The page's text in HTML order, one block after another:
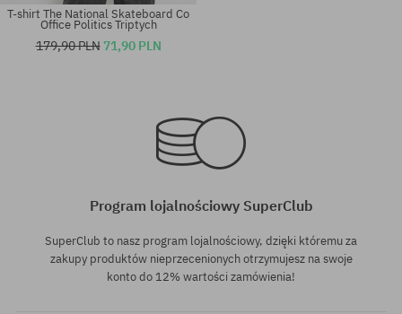
T-shirt The National Skateboard Co
Office Politics Triptych
179,90 PLN 71,90 PLN
Program lojalnościowy SuperClub
SuperClub to nasz program lojalnościowy, dzięki któremu za
zakupy produktów nieprzecenionych otrzymujesz na swoje
konto do 12% wartości zamówienia!